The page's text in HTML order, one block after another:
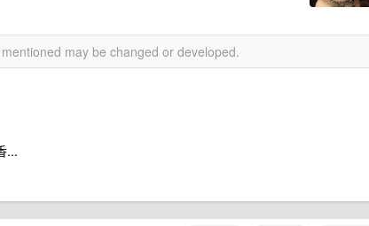
may be changed or developed.
...